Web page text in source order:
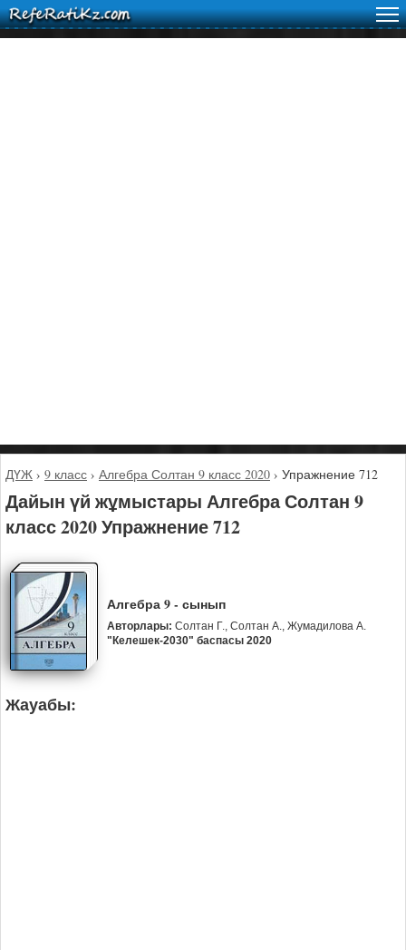
ДҮЖ › 9 класс › Алгебра Солтан 9 класс 2020 › Упражнение 712
Дайын үй жұмыстары Алгебра Солтан 9
класс 2020 Упражнение 712
Алгебра 9 - сынып
Авторлары: Солтан Г., Солтан А., Жумадилова А.
"Келешек-2030" баспасы 2020
Жауабы: